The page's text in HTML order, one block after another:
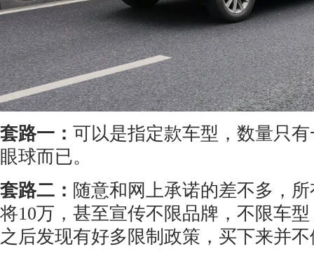
套路一： 可以是指定款车型，数量只
眼球而已。
套路二： 随意和网上承诺的差不多，
将10万，甚至宣传不限品牌，不限车
之后发现有好多限制政策，买下来并